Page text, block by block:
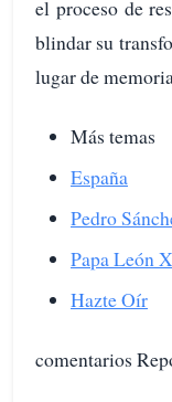
el proceso de
blindar su
lugar de
Más temas
España
Pedro
Papa León
Hazte Oír
comentarios